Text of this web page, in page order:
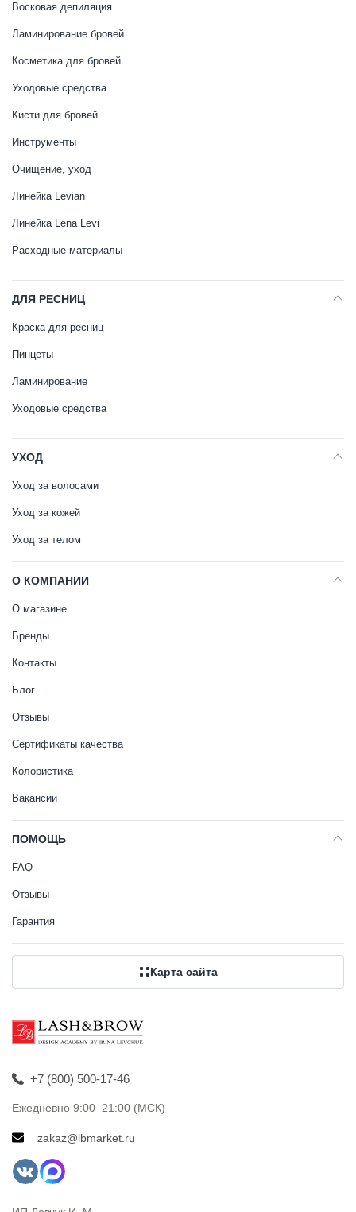
+7 (800) 500-17-46
Ежедневно 9:00–21:00 (МСК)
zakaz@lbmarket.ru
Восковая депиляция
Ламинирование бровей
Косметика для бровей
Уходовые средства
Кисти для бровей
Инструменты
Очищение, уход
Линейка Levian
Линейка Lena Levi
Расходные материалы
ДЛЯ РЕСНИЦ
Краска для ресниц
Пинцеты
Ламинирование
Уходовые средства
УХОД
Уход за волосами
Уход за кожей
Уход за телом
О КОМПАНИИ
О магазине
Бренды
Контакты
Блог
Отзывы
Сертификаты качества
Колористика
Вакансии
ПОМОЩЬ
FAQ
Отзывы
Гарантия
Карта сайта